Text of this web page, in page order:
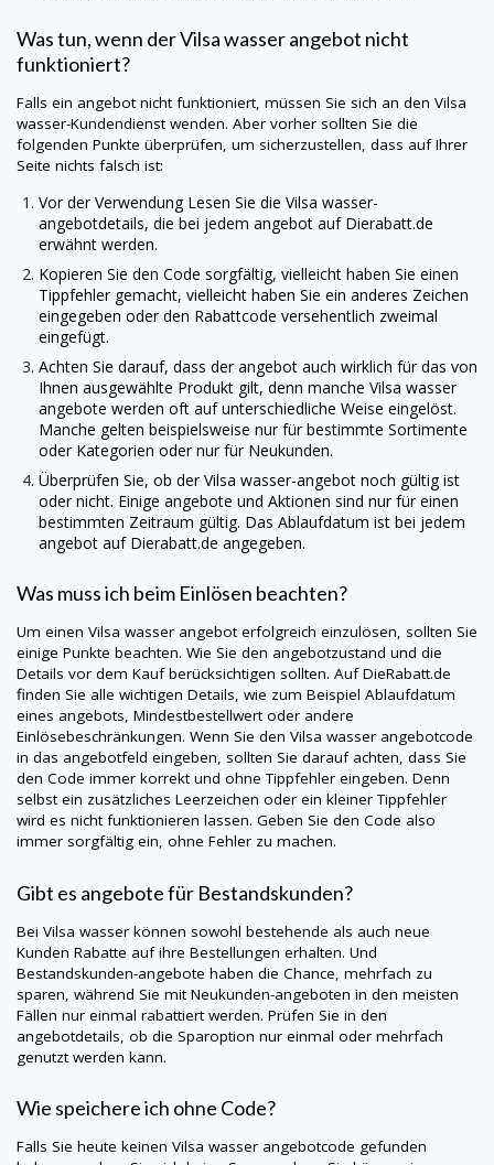
Was tun, wenn der Vilsa wasser angebot nicht
funktioniert?
Falls ein angebot nicht funktioniert, müssen Sie sich an den Vilsa
wasser-Kundendienst wenden. Aber vorher sollten Sie die
folgenden Punkte überprüfen, um sicherzustellen, dass auf Ihrer
Seite nichts falsch ist:
Vor der Verwendung Lesen Sie die Vilsa wasser-
angebotdetails, die bei jedem angebot auf Dierabatt.de
erwähnt werden.
Kopieren Sie den Code sorgfältig, vielleicht haben Sie einen
Tippfehler gemacht, vielleicht haben Sie ein anderes Zeichen
eingegeben oder den Rabattcode versehentlich zweimal
eingefügt.
Achten Sie darauf, dass der angebot auch wirklich für das von
Ihnen ausgewählte Produkt gilt, denn manche Vilsa wasser
angebote werden oft auf unterschiedliche Weise eingelöst.
Manche gelten beispielsweise nur für bestimmte Sortimente
oder Kategorien oder nur für Neukunden.
Überprüfen Sie, ob der Vilsa wasser-angebot noch gültig ist
oder nicht. Einige angebote und Aktionen sind nur für einen
bestimmten Zeitraum gültig. Das Ablaufdatum ist bei jedem
angebot auf Dierabatt.de angegeben.
Was muss ich beim Einlösen beachten?
Um einen Vilsa wasser angebot erfolgreich einzulösen, sollten Sie
einige Punkte beachten. Wie Sie den angebotzustand und die
Details vor dem Kauf berücksichtigen sollten. AufDieRabatt.de
finden Sie alle wichtigen Details, wie zum Beispiel Ablaufdatum
eines angebots, Mindestbestellwert oder andere
Einlösebeschränkungen. Wenn Sie den Vilsa wasser angebotcode
in das angebotfeld eingeben, sollten Sie darauf achten, dass Sie
den Code immer korrekt und ohne Tippfehler eingeben. Denn
selbst ein zusätzliches Leerzeichen oder ein kleiner Tippfehler
wird es nicht funktionieren lassen. Geben Sie den Code also
immer sorgfältig ein, ohne Fehler zu machen.
Gibt es angebote für Bestandskunden?
Bei Vilsa wasser können sowohl bestehende als auch neue
Kunden Rabatte auf ihre Bestellungen erhalten. Und
Bestandskunden-angebote haben die Chance, mehrfach zu
sparen, während Sie mit Neukunden-angeboten in den meisten
Fällen nur einmal rabattiert werden. Prüfen Sie in den
angebotdetails, ob die Sparoption nur einmal oder mehrfach
genutzt werden kann.
Wie speichere ich ohne Code?
Falls Sie heute keinen Vilsa wasser angebotcode gefunden